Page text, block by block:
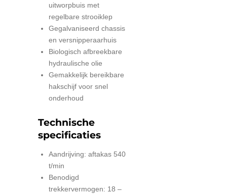
uitworpbuis met
regelbare strooiklep
Gegalvaniseerd chassis
en versnipperaarhuis
Biologisch afbreekbare
hydraulische olie
Gemakkelijk bereikbare
hakschijf voor snel
onderhoud
Technische
specificaties
Aandrijving: aftakas 540
t/min
Benodigd
trekkervermogen: 18 –